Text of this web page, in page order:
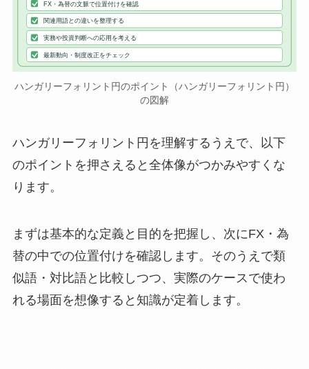
FX・為替の文脈で位置付けを確認
関連用語との違いを整理する
実務や投資判断への応用を考える
最新動向・制度改正をチェック
ハンガリーフォリント円のポイント（ハンガリーフォリント円）
の図解
ハンガリーフォリント円を理解するうえで、以下
のポイントを押さえると全体像がつかみやすくな
ります。
まずは基本的な定義と目的を把握し、次にFX・為
替の中での位置付けを確認します。そのうえで類
似語・対比語と比較しつつ、実際のケースで使わ
れる場面を想像すると知識が定着します。